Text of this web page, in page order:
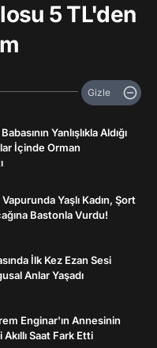
5 TL'den
Gizle
Yanlışlıkla Aldığı
İçinde Orman
Yaşlı Kadın, Şort
Bastonla Vurdu!
İlk Kez Ezan Sesi
Anlar Yaşadı
Enginar'ın Annesinin
Saat Fark Etti